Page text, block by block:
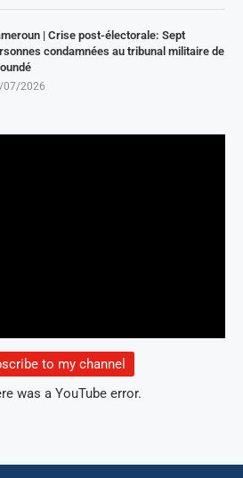
| Crise post-électorale: Sept
condamnées au tribunal militaire de
07/2026
to my channel
was a YouTube error.